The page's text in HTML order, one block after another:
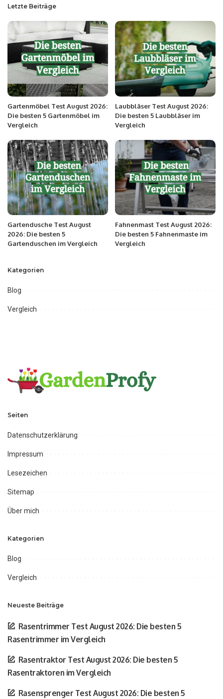
Letzte Beiträge
Gartenmöbel Test August 2026:
Die besten 5 Gartenmöbel im
Vergleich
Laubbläser Test August 2026:
Die besten 5 Laubbläser im
Vergleich
Gartendusche Test August
2026: Die besten 5
Gartenduschen im Vergleich
Fahnenmast Test August 2026:
Die besten 5 Fahnenmaste im
Vergleich
Kategorien
Blog
Vergleich
Seiten
Datenschutzerklärung
Impressum
Lesezeichen
Sitemap
Über mich
Kategorien
Blog
Vergleich
Neueste Beiträge
Rasentrimmer Test August 2026: Die besten 5
Rasentrimmer im Vergleich
Rasentraktor Test August 2026: Die besten 5
Rasentraktoren im Vergleich
Rasensprenger Test August 2026: Die besten 5